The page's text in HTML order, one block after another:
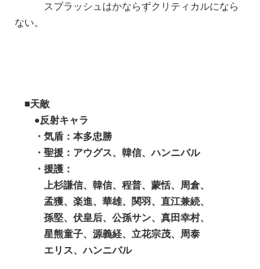
スプラッシュはかならずクリティカルになら
ない。
■天敵
●反射キャラ
・気盾：本多忠勝
・聖援：アウグス、韓信、ハンニバル
・援護：
上杉謙信、韓信、程普、蒙恬、周倉、
孟獲、楽進、華雄、関羽、直江兼続、
孫堅、伏皇后、公孫サン、真田幸村、
星熊童子、源義経、立花宗茂、周泰
エリス、ハンニバル